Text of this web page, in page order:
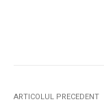
ARTICOLUL PRECEDENT